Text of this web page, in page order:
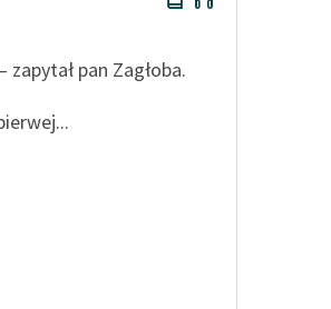
pan Zagłoba.